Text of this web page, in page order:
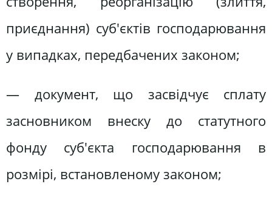
приєднання) суб'єктів господарювання
у випадках, передбачених законом;
— документ, що засвідчує сплату
засновником внеску до статутного
фонду суб'єкта господарювання в
розмірі, встановленому законом;